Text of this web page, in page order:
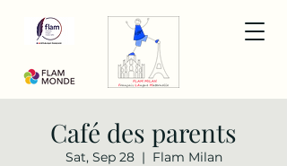
Café des parents
Sat, Sep 28
  |
Flam Milan